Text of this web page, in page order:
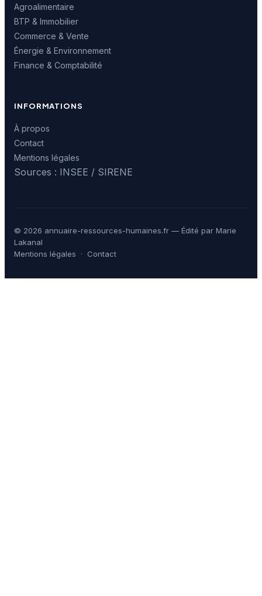
Agroalimentaire
BTP & Immobilier
Commerce & Vente
Énergie & Environnement
Finance & Comptabilité
INFORMATIONS
À propos
Contact
Mentions légales
Sources : INSEE / SIRENE
© 2026 annuaire-ressources-humaines.fr — Édité par Marie
Lakanal
Mentions légales · Contact